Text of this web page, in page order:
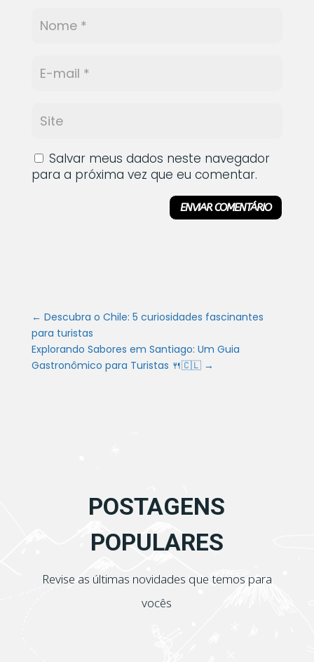
Salvar meus dados neste navegador
para a próxima vez que eu comentar.
ENVIAR COMENTÁRIO
← Descubra o Chile: 5 curiosidades fascinantes
para turistas
Explorando Sabores em Santiago: Um Guia
Gastronômico para Turistas 🍴🇨🇱→
POSTAGENS
POPULARES
Revise as últimas novidades que temos para
vocês